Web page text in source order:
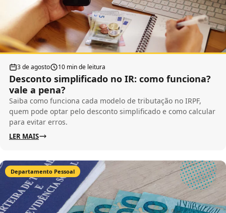
3 de agosto 10 min de leitura
Desconto simplificado no IR: como funciona?
vale a pena?
Saiba como funciona cada modelo de tributação no IRPF,
quem pode optar pelo desconto simplificado e como calcular
para evitar erros.
LER MAIS
Departamento Pessoal